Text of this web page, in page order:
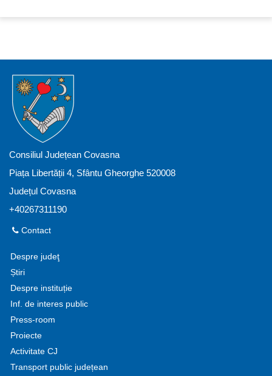
Consiliul Județean Covasna
Piața Libertății 4, Sfântu Gheorghe 520008
Județul Covasna
+40267311190
Contact
Despre judeţ
Știri
Despre instituție
Inf. de interes public
Press-room
Proiecte
Activitate CJ
Transport public județean